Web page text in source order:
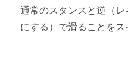
通常のスタンスと逆（
にする）で滑ることをス